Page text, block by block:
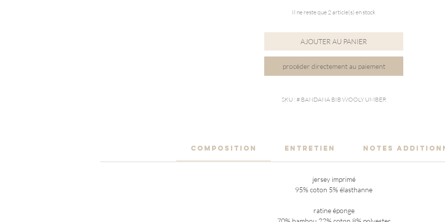
Il ne reste que 2 article(s) en stock
AJOUTER AU PANIER
procéder directement au paiement
SKU : # BANDANA BIB WOOLY UMBER
COMPOSITION ENTRETIEN NOTES
jersey imprimé
95% coton 5% élasthanne
ratine éponge